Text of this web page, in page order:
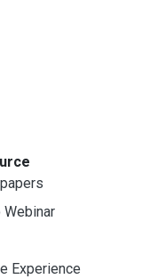
Webinar
Experience